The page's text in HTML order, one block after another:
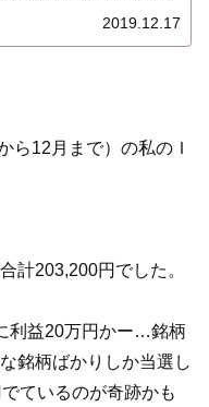
えています。私の利益は…2019.12.17
ら12月まで）の私のＩ
計203,200円でした。
利益20万円かー…銘柄
銘柄ばかりしか当選し
ているのが奇跡かも